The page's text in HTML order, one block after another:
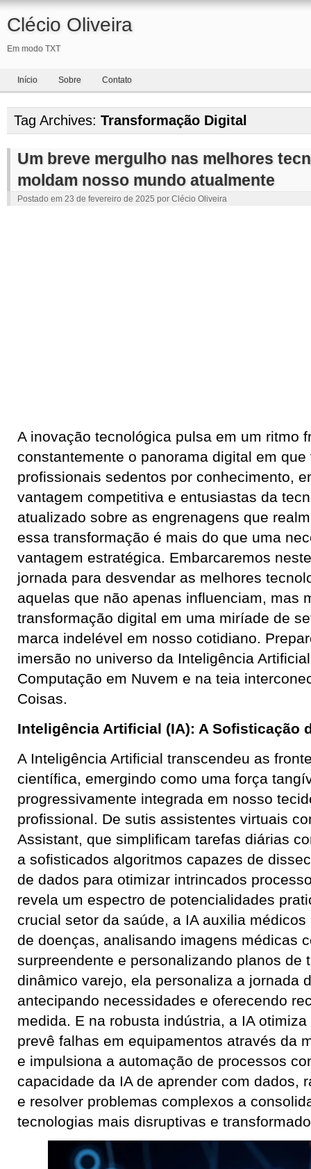
Clécio Oliveira
Em modo TXT
Início Sobre Contato
Tag Archives: Transformação Digital
Um breve mergulho nas melhores
moldam nosso mundo atualmente
Postado em 23 de fevereiro de 2025 por Clécio Oliveira
A inovação tecnológica pulsa em um ritmo
constantemente o panorama digital em
profissionais sedentos por conhecimento,
vantagem competitiva e entusiastas da
atualizado sobre as engrenagens que
essa transformação é mais do que uma
vantagem estratégica. Embarcaremos
jornada para desvendar as melhores
aquelas que não apenas influenciam, mas
transformação digital em uma miríade de
marca indelével em nosso cotidiano.
imersão no universo da Inteligência
Computação em Nuvem e na teia
Coisas.
Inteligência Artificial (IA): A Sofisticação
A Inteligência Artificial transcendeu as
científica, emergindo como uma força
progressivamente integrada em nosso
profissional. De sutis assistentes virtuais
Assistant, que simplificam tarefas diárias
a sofisticados algoritmos capazes de
de dados para otimizar intrincados
revela um espectro de potencialidades
crucial setor da saúde, a IA auxilia
de doenças, analisando imagens médicas
surpreendente e personalizando planos de
dinâmico varejo, ela personaliza a jornada
antecipando necessidades e oferecendo
medida. E na robusta indústria, a IA
prevê falhas em equipamentos através da
e impulsiona a automação de processos
capacidade da IA de aprender com dados,
e resolver problemas complexos a
tecnologias mais disruptivas e